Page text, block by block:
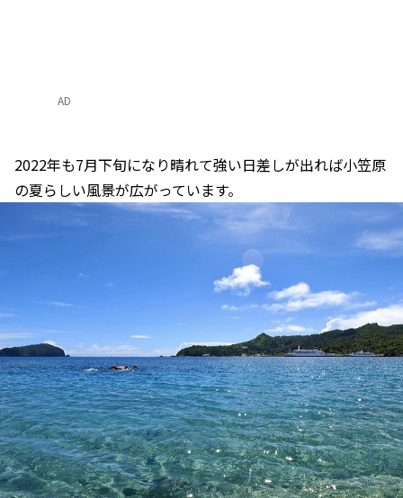
AD
2022年も7月下旬になり晴れて強い日差しが出れば小笠原
の夏らしい風景が広がっています。